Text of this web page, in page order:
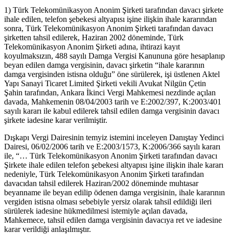
1) Türk Telekomünikasyon Anonim Şirketi tarafından davacı şirkete
ihale edilen, telefon şebekesi altyapısı işine ilişkin ihale kararından
sonra, Türk Telekomünikasyon Anonim Şirketi tarafından davacı
şirketten tahsil edilerek, Haziran 2002 döneminde, Türk
Telekomünikasyon Anonim Şirketi adına, ihtirazi kayıt
koyulmaksızın, 488 sayılı Damga Vergisi Kanununa göre hesaplanıp
beyan edilen damga vergisinin, davacı şirketin “ihale kararının
damga vergisinden istisna olduğu” öne sürülerek, işi üstlenen Aktel
Yapı Sanayi Ticaret Limited Şirketi vekili Avukat Nilgün Çetin
Şahin tarafından, Ankara İkinci Vergi Mahkemesi nezdinde açılan
davada, Mahkemenin 08/04/2003 tarih ve E:2002/397, K:2003/401
sayılı kararı ile kabul edilerek tahsil edilen damga vergisinin davacı
şirkete iadesine karar verilmiştir.
Dışkapı Vergi Dairesinin temyiz istemini inceleyen Danıştay Yedinci
Dairesi, 06/02/2006 tarih ve E:2003/1573, K:2006/366 sayılı kararı
ile, “… Türk Telekomünikasyon Anonim Şirketi tarafından davacı
Şirkete ihale edilen telefon şebekesi altyapısı işine ilişkin ihale kararı
nedeniyle, Türk Telekomünikasyon Anonim Şirketi tarafından
davacıdan tahsil edilerek Haziran/2002 döneminde muhtasar
beyanname ile beyan edilip ödenen damga vergisinin, ihale kararının
vergiden istisna olması sebebiyle yersiz olarak tahsil edildiği ileri
sürülerek iadesine hükmedilmesi istemiyle açılan davada,
Mahkemece, tahsil edilen damga vergisinin davacıya ret ve iadesine
karar verildiği anlaşılmıştır.